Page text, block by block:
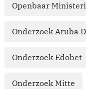
Openbaar
Onderzoek Aruba
Onderzoek Edobet
Onderzoek Mitte